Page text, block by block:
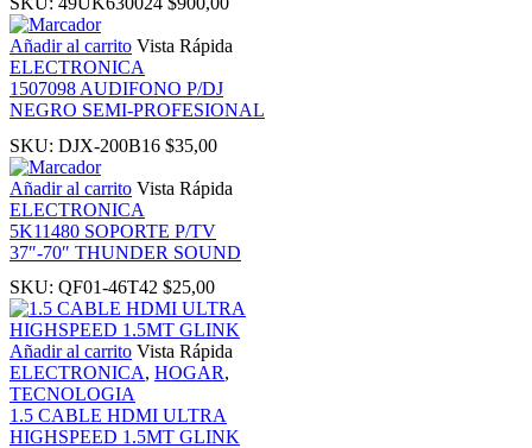
Panel
Panel
panel
panel
panel
Añadir al carrito Vista Rápida
ELECTRONICA
1507098 AUDIFONO P/DJ
NEGRO SEMI-PROFESIONAL
SKU: DJX-200B16 $35,00
Añadir al carrito Vista Rápida
ELECTRONICA
5K11480 SOPORTE P/TV
37″-70″ THUNDER SOUND
SKU: QF01-46T42 $25,00
Añadir al carrito Vista Rápida
ELECTRONICA, HOGAR,
TECNOLOGIA
1.5 CABLE HDMI ULTRA
HIGHSPEED 1.5MT GLINK